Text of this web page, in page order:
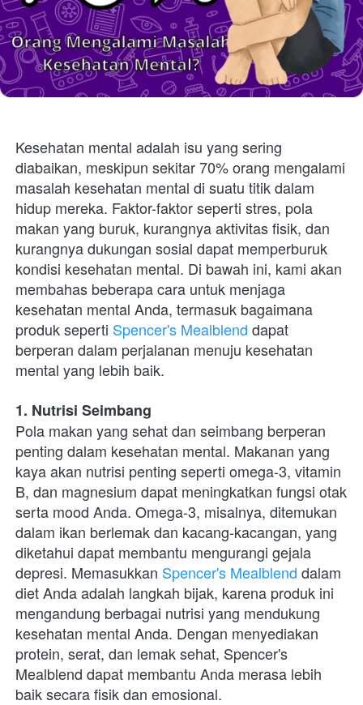
Kesehatan mental adalah isu yang sering
diabaikan, meskipun sekitar 70% orang mengalami
masalah kesehatan mental di suatu titik dalam
hidup mereka. Faktor-faktor seperti stres, pola
makan yang buruk, kurangnya aktivitas fisik, dan
kurangnya dukungan sosial dapat memperburuk
kondisi kesehatan mental. Di bawah ini, kami akan
membahas beberapa cara untuk menjaga
kesehatan mental Anda, termasuk bagaimana
produk seperti Spencer's Mealblend dapat
berperan dalam perjalanan menuju kesehatan
mental yang lebih baik.
1. Nutrisi Seimbang
Pola makan yang sehat dan seimbang berperan
penting dalam kesehatan mental. Makanan yang
kaya akan nutrisi penting seperti omega-3, vitamin
B, dan magnesium dapat meningkatkan fungsi otak
serta mood Anda. Omega-3, misalnya, ditemukan
dalam ikan berlemak dan kacang-kacangan, yang
diketahui dapat membantu mengurangi gejala
depresi. Memasukkan Spencer's Mealblend dalam
diet Anda adalah langkah bijak, karena produk ini
mengandung berbagai nutrisi yang mendukung
kesehatan mental Anda. Dengan menyediakan
protein, serat, dan lemak sehat, Spencer's
Mealblend dapat membantu Anda merasa lebih
baik secara fisik dan emosional.